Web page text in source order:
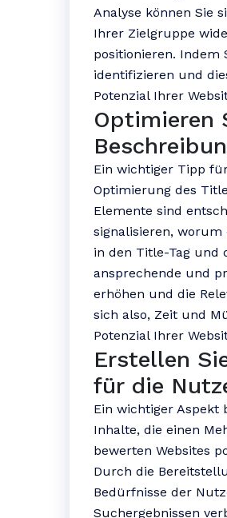
Analyse können Sie
Ihrer Zielgruppe
positionieren. Indem
identifizieren und
Potenzial Ihrer
Optimieren
Ein wichtiger Tipp
Optimierung des
Elemente sind
signalisieren, worum
in den Title-Tag und
ansprechende und
erhöhen und die
sich also, Zeit und
Potenzial Ihrer
Erstellen
für die
Ein wichtiger Aspekt
Inhalte, die einen
bewerten Websites
Durch die
Bedürfnisse der
Suchergebnissen